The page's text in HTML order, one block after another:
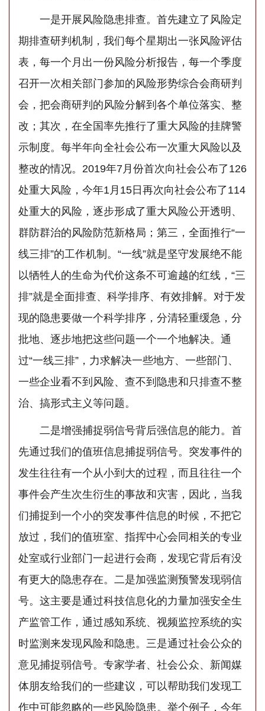
一是开展风险隐患排查。首先建立了风险定
期排查研判机制，我们每个星期出一张风险评估
表，每一个月出一份风险分析报告，每一个季度
召开一次相关部门参加的风险形势综合会商研判
会，把会商研判的风险分解到各个单位落实、整
改；其次，在全国率先推行了重大风险的挂牌警
示制度。每半年向全社会公布一次重大风险以及
整改的情况。2019年7月份首次向社会公布了126
处重大风险，今年1月15日再次向社会公布了114
处重大的风险，逐步形成了重大风险公开透明、
群防群治的风险防范新格局；第三，全面推行“一
线三排”的工作机制。“一线”就是坚守发展绝不能
以牺牲人的生命为代价这条不可逾越的红线，“三
排”就是全面排查、科学排序、有效排解。对于发
现的隐患要做一个科学排序，分清轻重缓急，分
批地、逐步地把这些问题一个一个地解决。通
过“一线三排”，力求解决一些地方、一些部门、
一些企业看不到风险、查不到隐患和只排查不整
治、搞形式主义等问题。
二是增强捕捉弱信号背后强信息的能力。首
先通过我们的值班信息捕捉弱信号。突发事件的
发生往往有一个从小到大的过程，而且往往一个
事件会产生次生衍生的事故和灾害，因此，当我
们捕捉到一个小的突发事件信息的时候，不把它
放过，我们的值班室、指挥中心会同相关的专业
处室或行业部门一起进行会商，发现它背后有没
有更大的隐患存在。二是加强监测预警发现弱信
号。这主要是通过科技信息化的力量加强安全生
产监管工作，通过感知系统、视频监控系统的实
时监测来发现风险和隐患。三是通过社会公众的
意见捕捉弱信号。专家学者、社会公众、新闻媒
体朋友给我们的一些建议，可以帮助我们发现工
作中可能忽略的一些风险隐患。举个例子，今年